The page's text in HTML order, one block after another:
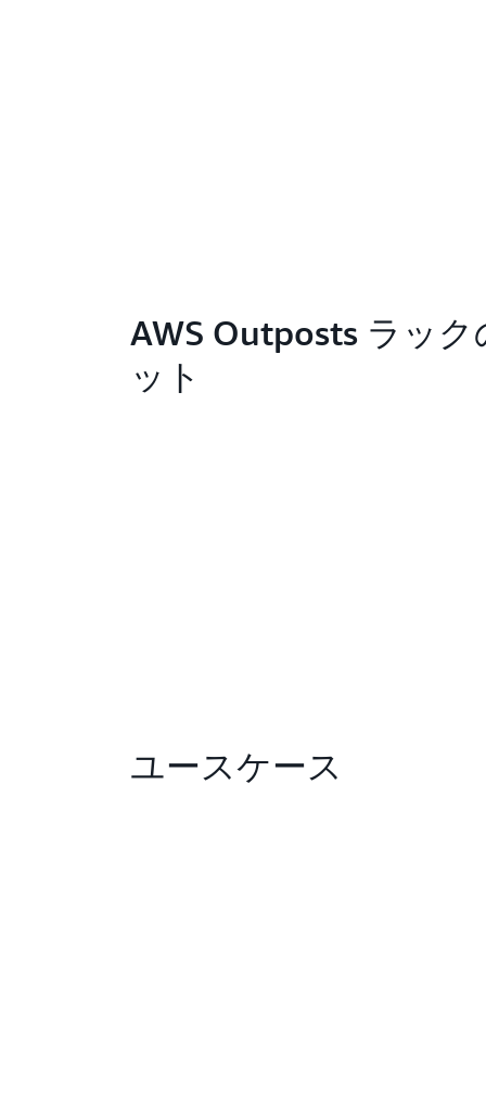
AWS Outposts ラック
ット
ユースケース